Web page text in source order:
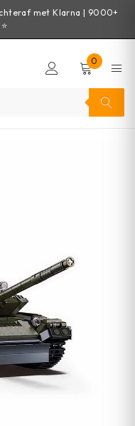
met Klarna | 9000+
0